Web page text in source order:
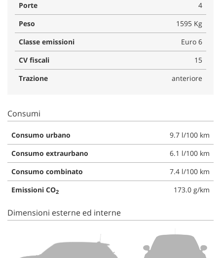
Porte
4
Peso
1595 Kg
Classe emissioni
Euro 6
CV fiscali
15
Trazione
anteriore
Consumi
Consumo urbano
9.7 l/100 km
Consumo extraurbano
6.1 l/100 km
Consumo combinato
7.4 l/100 km
Emissioni CO2 173.0 g/km
Dimensioni esterne ed interne